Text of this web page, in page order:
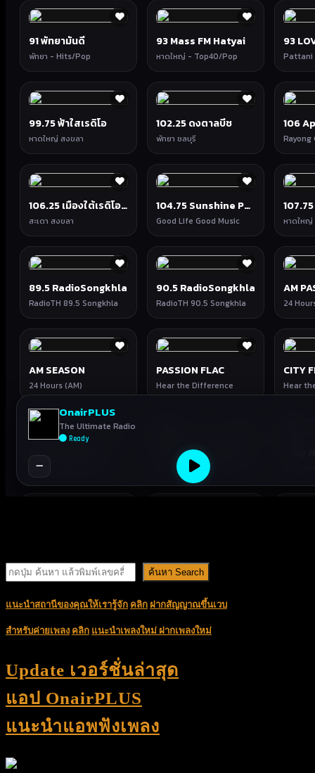
ค้นหา Search
แนะนำสถานีของคุณให้เรารู้จัก คลิก ฝากสัญญาณขึ้นเวบ
สำหรับค่ายเพลง คลิก แนะนำเพลงใหม่ ฝากเพลงใหม่
Update เวอร์ชั่นล่าสุด
แอป OnairPLUS
แนะนำแอพฟังเพลง